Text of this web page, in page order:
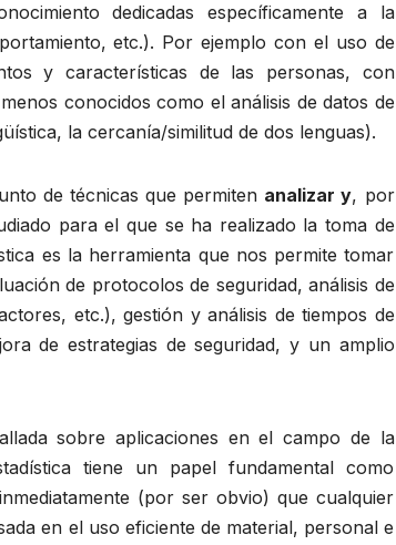
dedicadas específicamente a la
etc.). Por ejemplo con el uso de
y características de las personas, con
conocidos como el análisis de datos de
la cercanía/similitud de dos lenguas).
de técnicas que permiten analizar y, por
para el que se ha realizado la toma de
es la herramienta que nos permite tomar
de protocolos de seguridad, análisis de
etc.), gestión y análisis de tiempos de
de estrategias de seguridad, y un amplio
sobre aplicaciones en el campo de la
tiene un papel fundamental como
(por ser obvio) que cualquier
en el uso eficiente de material, personal e